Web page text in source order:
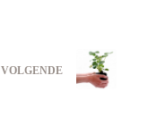
VOLGENDE